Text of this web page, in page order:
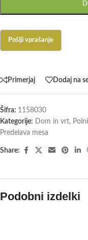
Primerjaj Dodaj na
Šifra: 1158030
Kategorije: Dom in vrt,
Predelava mesa
Share:
Podobni izdelki